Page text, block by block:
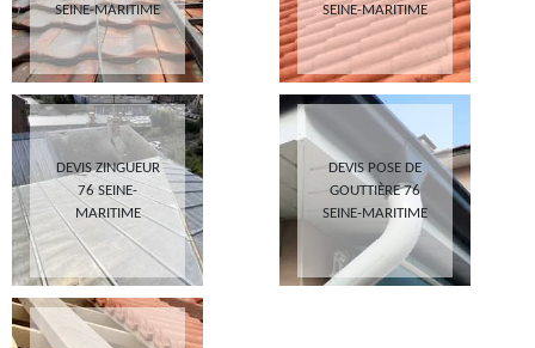
SEINE-MARITIME
SEINE-MARITIME
DEVIS ZINGUEUR
76 SEINE-
MARITIME
DEVIS POSE DE
GOUTTIÈRE 76
SEINE-MARITIME